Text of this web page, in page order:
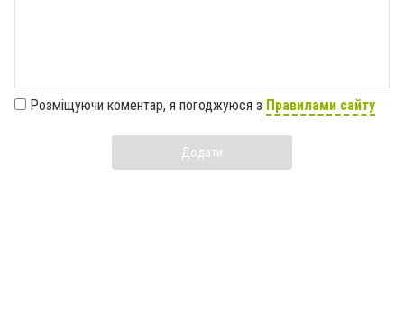
Розміщуючи коментар, я погоджуюся з Правилами сайту
Додати